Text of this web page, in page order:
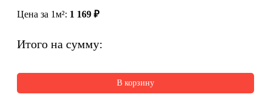
Цена за 1м²: 1 169 ₽
Итого на сумму:
В корзину